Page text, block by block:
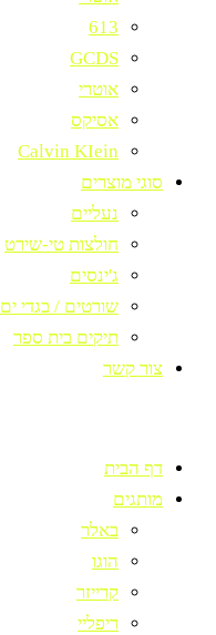
613
GCDS
אוטרי
אסיקס
Calvin KIein
סוגי מוצרים
נעליים
חולצות טי-שירט
ג'ינסים
שורטים / בגדי ים
תיקים בית ספר
צור קשר
דף הבית
מותגים
באלר
הוגו
קרייזר
ריפליי